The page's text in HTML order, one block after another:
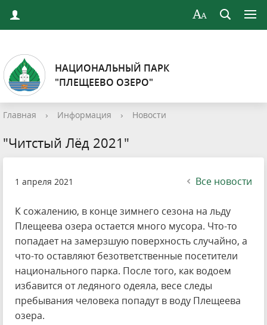
НАЦИОНАЛЬНЫЙ ПАРК
"ПЛЕЩЕЕВО ОЗЕРО"
Главная › Информация › Новости
"Читстый Лёд 2021"
1 апреля 2021 Все новости
К сожалению, в конце зимнего сезона на льду
Плещеева озера остается много мусора. Что-то
попадает на замерзшую поверхность случайно, а
что-то оставляют безответственные посетители
национального парка. После того, как водоем
избавится от ледяного одеяла, весе следы
пребывания человека попадут в воду Плещеева
озера.